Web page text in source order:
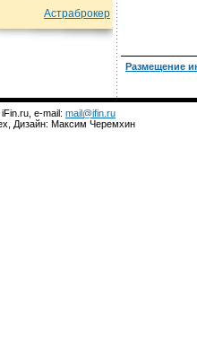
Астраброкер
Размещение
e-mail: mail@ifin.ru
Дизайн: Максим Черемхин